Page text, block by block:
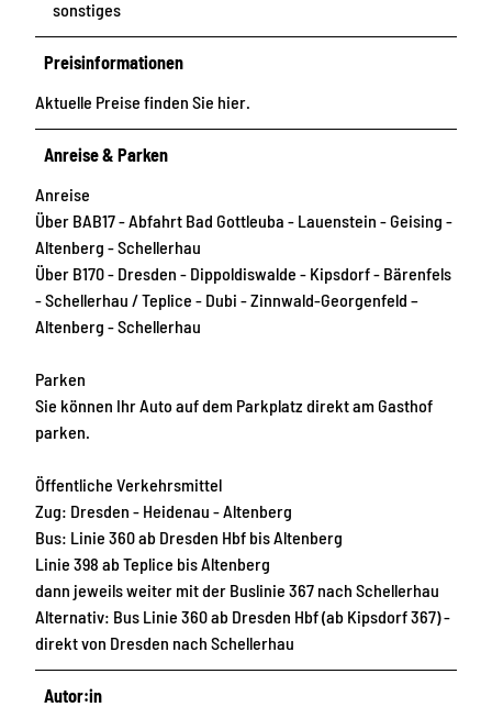
sonstiges
Preisinformationen
Aktuelle Preise finden Sie hier.
Anreise & Parken
Anreise
Über BAB17 - Abfahrt Bad Gottleuba - Lauenstein - Geising -
Altenberg - Schellerhau
Über B170 - Dresden - Dippoldiswalde - Kipsdorf - Bärenfels
- Schellerhau / Teplice - Dubi - Zinnwald-Georgenfeld –
Altenberg - Schellerhau
Parken
Sie können Ihr Auto auf dem Parkplatz direkt am Gasthof
parken.
Öffentliche Verkehrsmittel
Zug: Dresden - Heidenau - Altenberg
Bus: Linie 360 ab Dresden Hbf bis Altenberg
Linie 398 ab Teplice bis Altenberg
dann jeweils weiter mit der Buslinie 367 nach Schellerhau
Alternativ: Bus Linie 360 ab Dresden Hbf (ab Kipsdorf 367) -
direkt von Dresden nach Schellerhau
Autor:in